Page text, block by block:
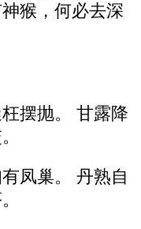
猴，何必去深
摆抛。 甘露降
凤巢。 丹熟自